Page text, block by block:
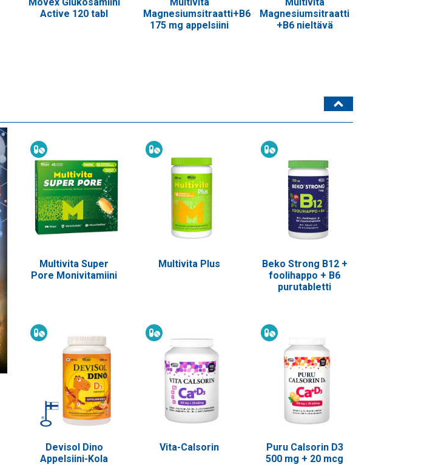
Movex Glukosamiini
Active 120 tabl
Multivita
Magnesiumsitraatti+B6
175 mg appelsiini
Multivita
Magnesiumsitraatti
+B6 nieltävä
Multivita Super
Pore Monivitamiini
Multivita Plus
Beko Strong B12 +
foolihappo + B6
purutabletti
Ravintolisä
Devisol Dino
Appelsiini-Kola
Vita-Calsorin
Puru Calsorin D3
500 mg + 20 mcg